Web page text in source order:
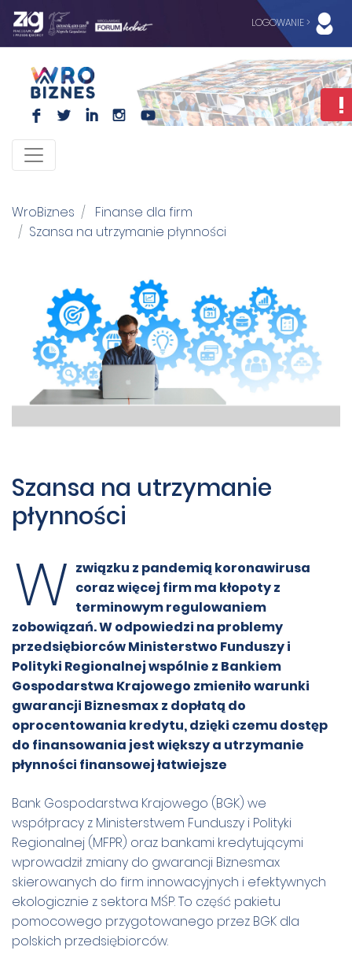
LOGOWANIE >
F L I I
WroBiznes
Finanse dla firm
Szansa na utrzymanie płynności
Szansa na utrzymanie
płynności
W związku z pandemią koronawirusa
coraz więcej firm ma kłopoty z
terminowym regulowaniem
zobowiązań. W odpowiedzi na problemy
przedsiębiorców Ministerstwo Funduszy i
Polityki Regionalnej wspólnie z Bankiem
Gospodarstwa Krajowego zmieniło warunki
gwarancji Biznesmax z dopłatą do
oprocentowania kredytu, dzięki czemu dostęp
do finansowania jest większy a utrzymanie
płynności finansowej łatwiejsze
Bank Gospodarstwa Krajowego (BGK) we
współpracy z Ministerstwem Funduszy i Polityki
Regionalnej (MFPR) oraz bankami kredytującymi
wprowadził zmiany do gwarancji Biznesmax
skierowanych do firm innowacyjnych i efektywnych
ekologicznie z sektora MŚP. To część pakietu
pomocowego przygotowanego przez BGK dla
polskich przedsiębiorców.